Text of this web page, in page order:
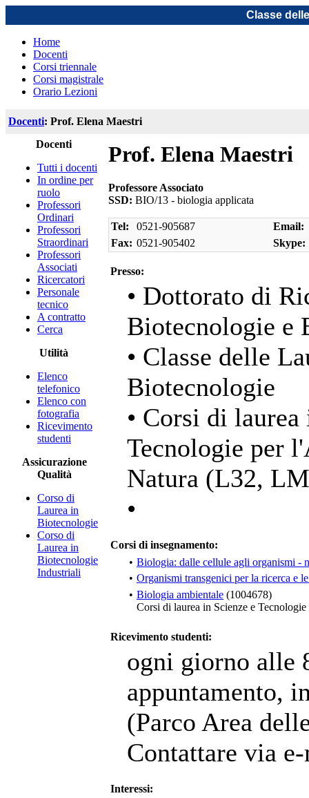
Classe
Home
Docenti
Corsi triennale
Corsi magistrale
Orario Lezioni
Docenti: Prof. Elena Maestri
Docenti
Tutti i docenti
In ordine per
ruolo
Professori
Ordinari
Professori
Straordinari
Professori
Associati
Ricercatori
Personale
tecnico
A contratto
Cerca
Utilità
Elenco
telefonico
Elenco con
fotografia
Ricevimento
studenti
Assicurazione
Qualità
Corso di
Laurea in
Biotecnologie
Corso di
Laurea in
Biotecnologie
Industriali
Prof. Elena Maestri
Professore Associato
SSD: BIO/13 - biologia applicata
Tel: 0521-905687
Email:
Fax: 0521-905402 Skype:
Presso:
• Dottorato di
Biotecnologie e
• Classe delle
Biotecnologie
• Corsi di laurea
Tecnologie per
Natura (L32,
•
Corsi di insegnamento:
• Biologia: dalle cellule agli organismi -
• Organismi transgenici per la ricerca e
• Biologia ambientale (1004678)
Corsi di laurea in Scienze e
Ricevimento studenti:
ogni giorno alle
appuntamento,
(Parco Area
Contattare via
Interessi: